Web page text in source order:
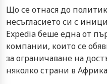
Що се отнася до
несъгласието си с
Expedia беше една от
компании, които се
за ограничаване на
няколко страни в